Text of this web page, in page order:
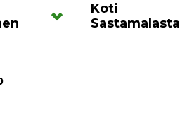
Koti
Sastamalasta